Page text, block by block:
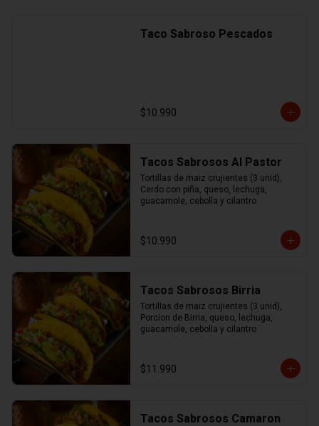
Taco Sabroso Pescados
$10.990
Tacos Sabrosos Al Pastor
Tortillas de maiz crujientes (3 unid),
Cerdo con piña, queso, lechuga,
guacamole, cebolla y cilantro
$10.990
Tacos Sabrosos Birria
Tortillas de maiz crujientes (3 unid),
Porcion de Birria, queso, lechuga,
guacamole, cebolla y cilantro
$11.990
Tacos Sabrosos Camaron